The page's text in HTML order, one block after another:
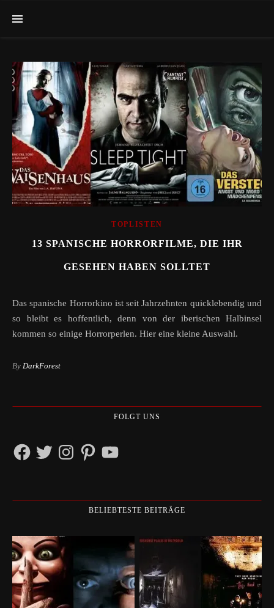
TOPLISTEN
13 SPANISCHE HORRORFILME, DIE IHR
GESEHEN HABEN SOLLTET
Das spanische Horrorkino ist seit Jahrzehnten quicklebendig und
so bleibt es hoffentlich, denn von der iberischen Halbinsel
kommen so einige Horrorperlen. Hier eine kleine Auswahl.
By DarkForest
FOLGT UNS
FacebookTwitterInstagramPinterestYouTube
BELIEBTESTE BEITRÄGE